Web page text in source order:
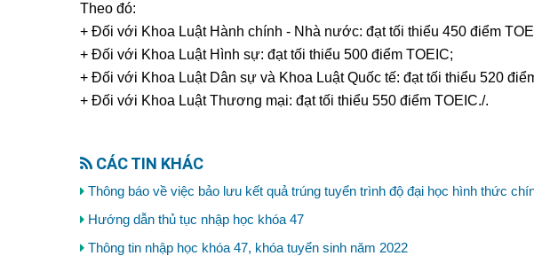
Theo đó:
+ Đối với Khoa Luật Hành chính - Nhà nước: đạt tối thiểu 450 điểm
+ Đối với Khoa Luật Hình sự: đạt tối thiểu 500 điểm TOEIC;
+ Đối với Khoa Luật Dân sự và Khoa Luật Quốc tế: đạt tối thiểu 520
+ Đối với Khoa Luật Thương mại: đạt tối thiểu 550 điểm TOEIC./.
CÁC TIN KHÁC
Thông báo về việc bảo lưu kết quả trúng tuyển trình độ đại học hình thức
Hướng dẫn thủ tục nhập học khóa 47
Thông tin nhập học khóa 47, khóa tuyển sinh năm 2022